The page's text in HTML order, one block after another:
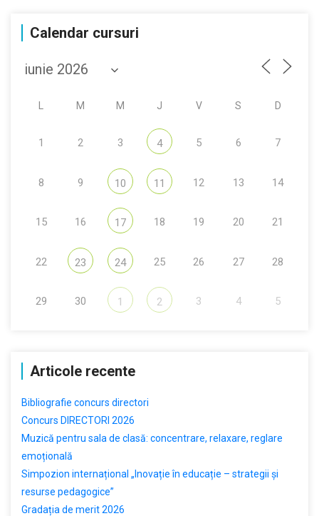
Calendar cursuri
L M M J V S D
1 2 3 4 5 6 7
8 9 10 11 12 13 14
15 16 17 18 19 20 21
22 23 24 25 26 27 28
29 30 1 2 3 4 5
Articole recente
Bibliografie concurs directori
Concurs DIRECTORI 2026
Muzică pentru sala de clasă: concentrare, relaxare, reglare
emoțională
Simpozion internațional „Inovație în educație – strategii și
resurse pedagogice”
Gradația de merit 2026